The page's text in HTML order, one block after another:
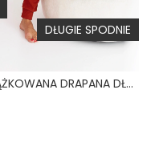
DŁUGIE SPODNIE
WARM - PIŻAMA PRĄŻKOWANA DRAPANA DŁUGI RĘKAW